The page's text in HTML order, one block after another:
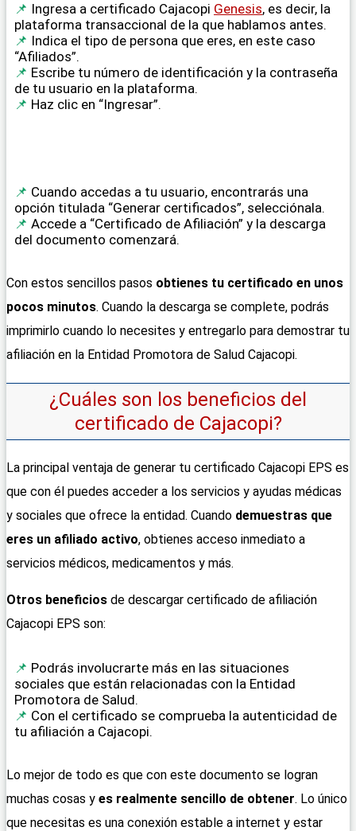
Ingresa a certificado Cajacopi Genesis, es decir, la
plataforma transaccional de la que hablamos antes.
Indica el tipo de persona que eres, en este caso
“Afiliados”.
Escribe tu número de identificación y la contraseña
de tu usuario en la plataforma.
Haz clic en “Ingresar”.
Cuando accedas a tu usuario, encontrarás una
opción titulada “Generar certificados”, selecciónala.
Accede a “Certificado de Afiliación” y la descarga
del documento comenzará.
Con estos sencillos pasos obtienes tu certificado en unos
pocos minutos. Cuando la descarga se complete, podrás
imprimirlo cuando lo necesites y entregarlo para demostrar tu
afiliación en la Entidad Promotora de Salud Cajacopi.
¿Cuáles son los beneficios del
certificado de Cajacopi?
La principal ventaja de generar tu certificado Cajacopi EPS es
que con él puedes acceder a los servicios y ayudas médicas
y sociales que ofrece la entidad. Cuando demuestras que
eres un afiliado activo, obtienes acceso inmediato a
servicios médicos, medicamentos y más.
Otros beneficios de descargar certificado de afiliación
Cajacopi EPS son:
Podrás involucrarte más en las situaciones
sociales que están relacionadas con la Entidad
Promotora de Salud.
Con el certificado se comprueba la autenticidad de
tu afiliación a Cajacopi.
Lo mejor de todo es que con este documento se logran
muchas cosas y es realmente sencillo de obtener. Lo único
que necesitas es una conexión estable a internet y estar